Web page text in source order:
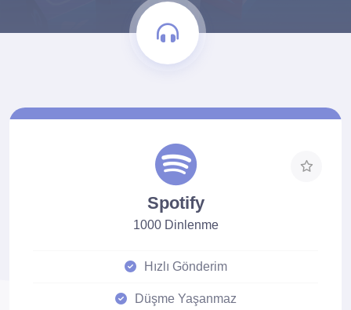
bonusu
Spotify
1000 Dinlenme
Hızlı Gönderim
Düşme Yaşanmaz